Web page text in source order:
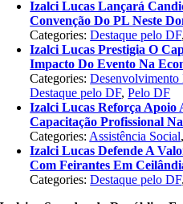
Izalci Lucas Lançará
Convenção Do PL Neste
Categories:Destaque pelo DF
Izalci Lucas Prestigia O
Impacto Do Evento Na
Categories:Desenvolvimento
Destaque pelo DF,Pelo DF
Izalci Lucas Reforça Apoio
Capacitação Profissional
Categories: Assistência Social
Izalci Lucas Defende A
Com Feirantes Em
Categories:Destaque pelo DF